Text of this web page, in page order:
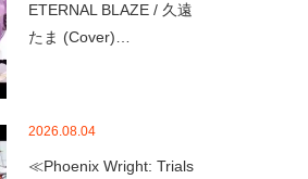
ETERNAL BLAZE / 久遠
たま (Cover)…
2026.08.04
≪Phoenix Wright: Trials